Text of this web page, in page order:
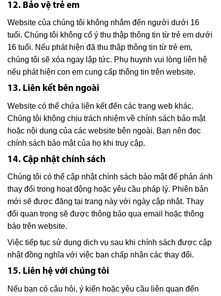
12. Bảo vệ trẻ em
Website của chúng tôi không nhắm đến người dưới 16
tuổi. Chúng tôi không cố ý thu thập thông tin từ trẻ em dưới
16 tuổi. Nếu phát hiện đã thu thập thông tin từ trẻ em,
chúng tôi sẽ xóa ngay lập tức. Phụ huynh vui lòng liên hệ
nếu phát hiện con em cung cấp thông tin trên website.
13. Liên kết bên ngoài
Website có thể chứa liên kết đến các trang web khác.
Chúng tôi không chịu trách nhiệm về chính sách bảo mật
hoặc nội dung của các website bên ngoài. Bạn nên đọc
chính sách bảo mật của họ khi truy cập.
14. Cập nhật chính sách
Chúng tôi có thể cập nhật chính sách bảo mật để phản ánh
thay đổi trong hoạt động hoặc yêu cầu pháp lý. Phiên bản
mới sẽ được đăng tại trang này với ngày cập nhật. Thay
đổi quan trọng sẽ được thông báo qua email hoặc thông
báo trên website.
Việc tiếp tục sử dụng dịch vụ sau khi chính sách được cập
nhật đồng nghĩa với việc bạn chấp nhận các thay đổi.
15. Liên hệ với chúng tôi
Nếu bạn có câu hỏi, ý kiến hoặc yêu cầu liên quan đến